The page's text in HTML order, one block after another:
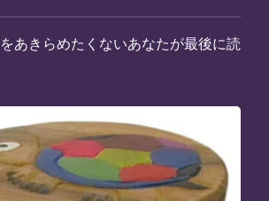
あきらめたくないあなたが最後に読